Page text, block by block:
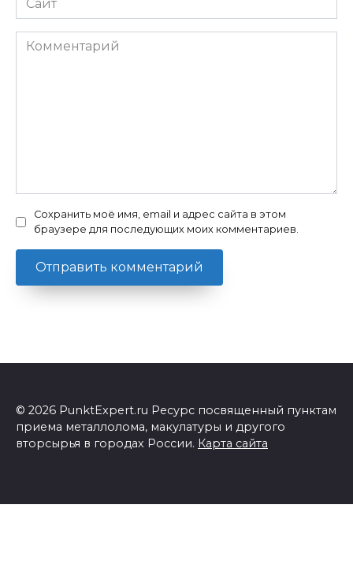
Комментарий
Сохранить моё имя, email и адрес сайта в этом
браузере для последующих моих комментариев.
© 2026 PunktExpert.ru Ресурс посвященный пунктам
приема металлолома, макулатуры и другого
вторсырья в городах России. Карта сайта